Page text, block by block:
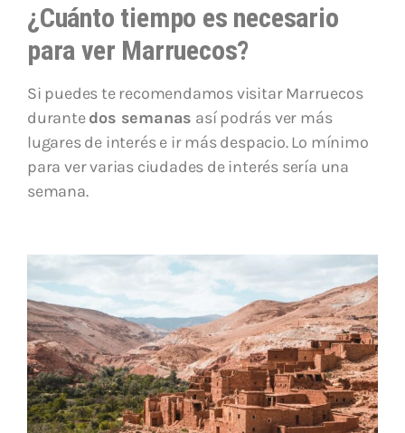
¿Cuánto tiempo es necesario
para ver Marruecos?
Si puedes te recomendamos visitar Marruecos
durantedos semanas así podrás ver más
lugares de interés e ir más despacio. Lo mínimo
para ver varias ciudades de interés sería una
semana.